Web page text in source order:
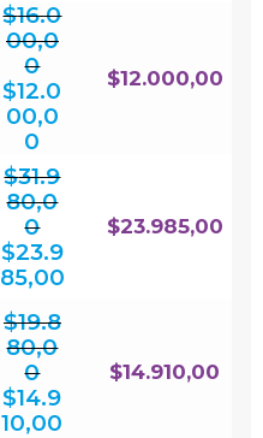
$16.0
00,0
0
El
precio
original
era:
$16.000,00.
$12.0
00,0
0El
precio
$12.000,00
$31.9
80,0
0
El
precio
original
era:
$31.980,00.
$23.9
85,00precio
actual
es:
$23.985,00.
$23.985,00
$19.8
80,0
0
El
precio
original
era:
$19.880,00.
$14.9
10,00
$14.910,00